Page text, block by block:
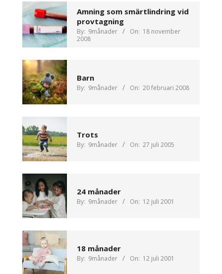
Amning som smärtlindring vid
provtagning
By: 9månader On: 18 november
2008
Barn
By: 9månader On: 20 februari 2008
Trots
By: 9månader On: 27 juli 2005
24 månader
By: 9månader On: 12 juli 2001
18 månader
By: 9månader On: 12 juli 2001